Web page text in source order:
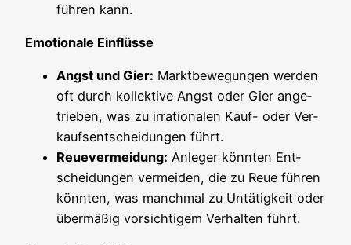
füh­ren kann.
Emo­tio­na­le Einflüsse
Angst und Gier: Markt­be­we­gun­gen wer­den
oft durch kol­lek­ti­ve Angst oder Gier ange­
trie­ben, was zu irra­tio­na­len Kauf- oder Ver­
kaufs­ent­schei­dun­gen führt.
Reue­ver­mei­dung: Anle­ger könn­ten Ent­
schei­dun­gen ver­mei­den, die zu Reue füh­ren
könn­ten, was manch­mal zu Untä­tig­keit oder
über­mä­ßig vor­sich­ti­gem Ver­hal­ten führt.